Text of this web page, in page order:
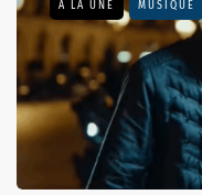
A LA UNE MUSIQUE